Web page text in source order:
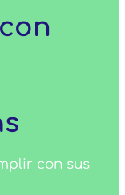
con sus